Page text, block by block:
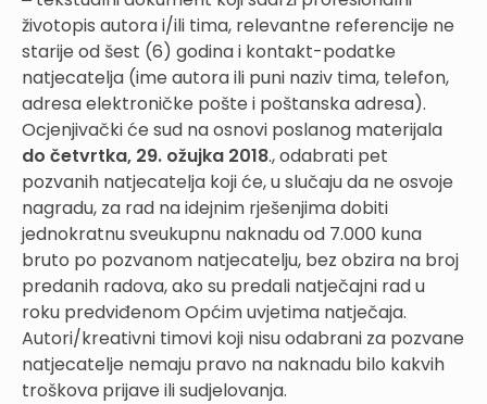
životopis autora i/ili tima, relevantne referencije ne
starije od šest (6) godina i kontakt-podatke
natjecatelja (ime autora ili puni naziv tima, telefon,
adresa elektroničke pošte i poštanska adresa).
Ocjenjivački će sud na osnovi poslanog materijala
do četvrtka, 29. ožujka 2018., odabrati pet
pozvanih natjecatelja koji će, u slučaju da ne osvoje
nagradu, za rad na idejnim rješenjima dobiti
jednokratnu sveukupnu naknadu od 7.000 kuna
bruto po pozvanom natjecatelju, bez obzira na broj
predanih radova, ako su predali natječajni rad u
roku predviđenom Općim uvjetima natječaja.
Autori/kreativni timovi koji nisu odabrani za pozvane
natjecatelje nemaju pravo na naknadu bilo kakvih
troškova prijave ili sudjelovanja.